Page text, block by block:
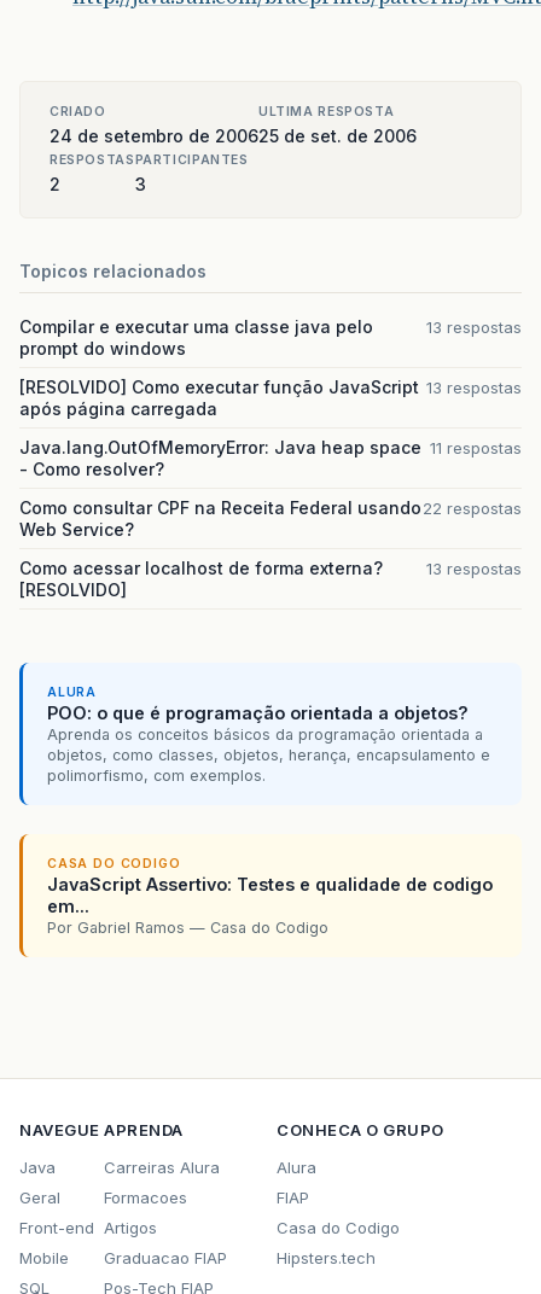
CRIADO
24 de setembro de 2006
ULTIMA RESPOSTA
25 de set. de 2006
RESPOSTAS
2
PARTICIPANTES
3
Topicos relacionados
Compilar e executar uma classe java pelo
prompt do windows
13 respostas
[RESOLVIDO] Como executar função JavaScript
após página carregada
13 respostas
Java.lang.OutOfMemoryError: Java heap space
- Como resolver?
11 respostas
Como consultar CPF na Receita Federal usando
Web Service?
22 respostas
Como acessar localhost de forma externa?
[RESOLVIDO]
13 respostas
ALURA
POO: o que é programação orientada a objetos?
Aprenda os conceitos básicos da programação orientada a
objetos, como classes, objetos, herança, encapsulamento e
polimorfismo, com exemplos.
CASA DO CODIGO
JavaScript Assertivo: Testes e qualidade de codigo
em...
Por Gabriel Ramos — Casa do Codigo
NAVEGUE
Java
Geral
Front-end
Mobile
SQL
APRENDA
Carreiras Alura
Formacoes
Artigos
Graduacao FIAP
Pos-Tech FIAP
CONHECA O GRUPO
Alura
FIAP
Casa do Codigo
Hipsters.tech